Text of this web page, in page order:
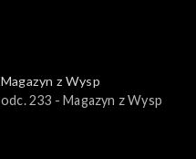
Magazyn z Wysp
odc. 233 - Magazyn z Wysp